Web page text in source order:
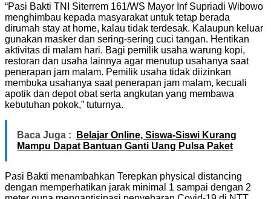
“Pasi Bakti TNI Siterrem 161/WS Mayor Inf Supriadi Wibowo
menghimbau kepada masyarakat untuk tetap berada
dirumah stay at home, kalau tidak terdesak. Kalaupun keluar
gunakan masker dan sering-sering cuci tangan. Hentikan
aktivitas di malam hari. Bagi pemilik usaha warung kopi,
restoran dan usaha lainnya agar menutup usahanya saat
penerapan jam malam. Pemilik usaha tidak diizinkan
membuka usahanya saat penerapan jam malam, kecuali
apotik dan depot obat serta angkutan yang membawa
kebutuhan pokok,” tuturnya.
Baca Juga :
Belajar Online, Siswa-Siswi Kurang
Mampu Dapat Bantuan Ganti Uang Pulsa Paket
Pasi Bakti menambahkan Terepkan physical distancing
dengan memperhatikan jarak minimal 1 sampai dengan 2